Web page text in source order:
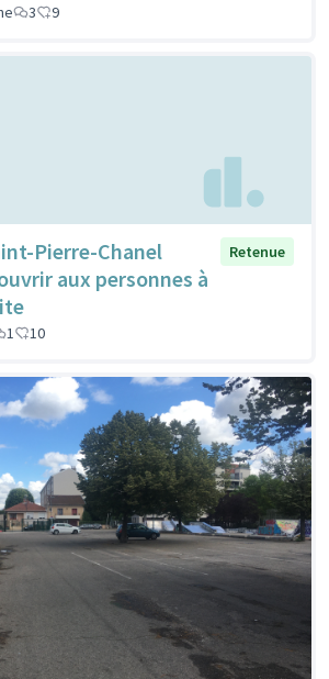
3 9
Pierre-Chanel
aux personnes à
Retenue
1 10